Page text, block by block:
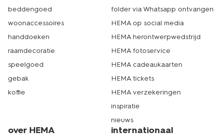
beddengoed
woonaccessoires
handdoeken
raamdecoratie
speelgoed
gebak
koffie
folder via Whatsapp ontvangen
HEMA op social media
HEMA herontwerpwedstrijd
HEMA fotoservice
HEMA cadeaukaarten
HEMA tickets
HEMA verzekeringen
inspiratie
nieuws
over HEMA internationaal